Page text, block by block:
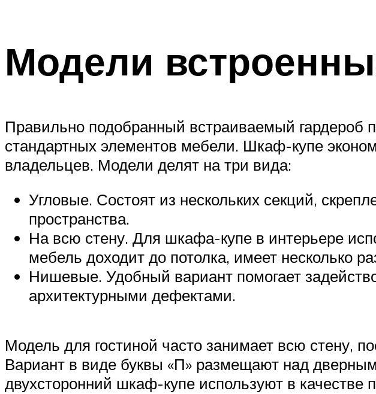
Модели
Правильно подобранный встраиваемый гардероб
стандартных элементов мебели. Шкаф-купе
владельцев. Модели делят на три вида:
Угловые. Состоят из нескольких секций,
пространства.
На всю стену. Для шкафа-купе в интерьере
мебель доходит до потолка, имеет несколько
Нишевые. Удобный вариант помогает
архитектурными дефектами.
Модель для гостиной часто занимает всю стену,
Вариант в виде буквы «П» размещают над
двухсторонний шкаф-купе используют в качестве